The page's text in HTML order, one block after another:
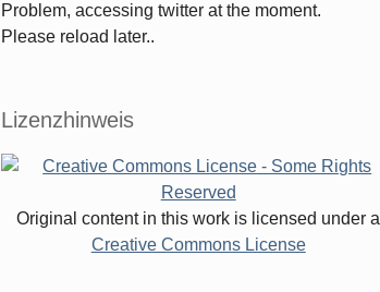
Problem, accessing twitter at the moment.
Please reload later..
Lizenzhinweis
Original content in this work is licensed under a
Creative Commons License